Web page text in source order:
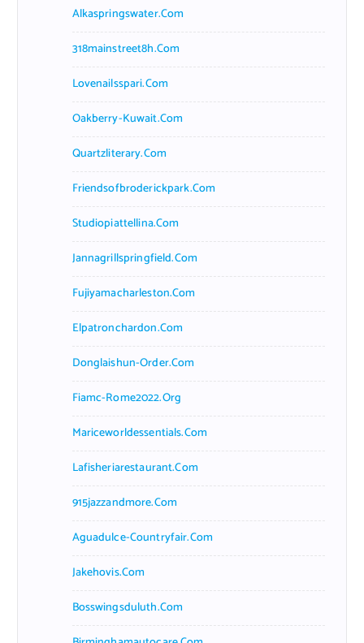
Alkaspringswater.com
318mainstreet8h.com
Lovenailsspari.com
Oakberry-Kuwait.com
Quartzliterary.com
Friendsofbroderickpark.com
Studiopiattellina.com
Jannagrillspringfield.com
Fujiyamacharleston.com
Elpatronchardon.com
Donglaishun-Order.com
Fiamc-Rome2022.org
Mariceworldessentials.com
Lafisheriarestaurant.com
915jazzandmore.com
Aguadulce-Countryfair.com
Jakehovis.com
Bosswingsduluth.com